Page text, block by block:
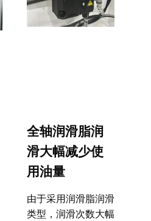
全轴润滑脂润
滑大幅减少使
用油量
由于采用润滑脂润滑
类型，润滑次数大幅